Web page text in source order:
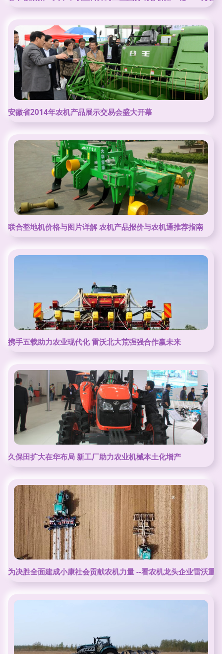
安徽省2014年农机产品展示交易会盛大开幕
联合整地机价格与图片详解 农机产品报价与农机通推荐指南
携手五载助力农业现代化 雷沃北大荒强强合作赢未来
久保田扩大在华布局 新工厂助力农业机械本土化增产
为决胜全面建成小康社会贡献农机力量 --看农机龙头企业雷沃重